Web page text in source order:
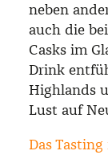
neben
auch die
Casks im
Drink
Highlands
Lust auf
Das